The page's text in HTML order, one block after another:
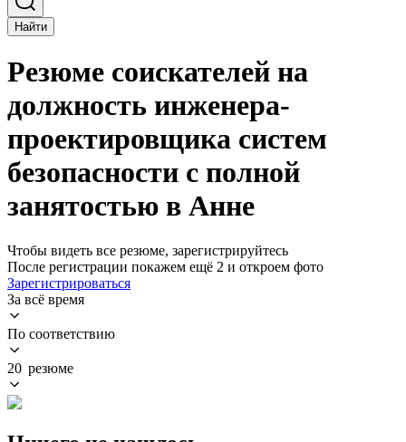
Найти
Резюме соискателей на
должность инженера-
проектировщика систем
безопасности с полной
занятостью в Анне
Чтобы видеть все резюме, зарегистрируйтесь
После регистрации покажем ещё 2 и откроем фото
Зарегистрироваться
За всё время
По соответствию
20 резюме